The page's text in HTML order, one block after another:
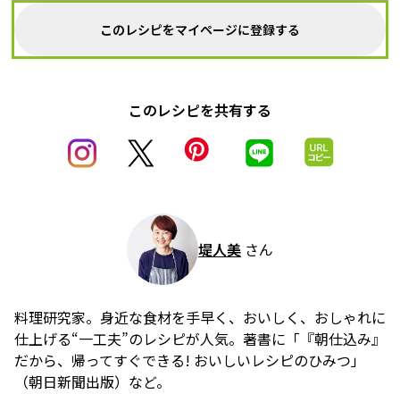
このレシピをマイページに登録する
このレシピを共有する
堤人美 さん
料理研究家。身近な食材を手早く、おいしく、おしゃれに
仕上げる“一工夫”のレシピが人気。著書に「『朝仕込み』
だから、帰ってすぐできる! おいしいレシピのひみつ」
（朝日新聞出版）など。